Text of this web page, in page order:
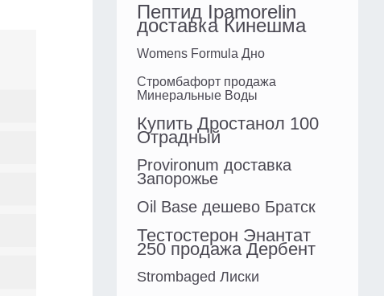
Пептид Ipamorelin
доставка Кинешма
Womens Formula Дно
Стромбафорт продажа
Минеральные Воды
Купить Дростанол 100
Отрадный
Provironum доставка
Запорожье
Oil Base дешево Братск
Тестостерон Энантат
250 продажа Дербент
Strombaged Лиски